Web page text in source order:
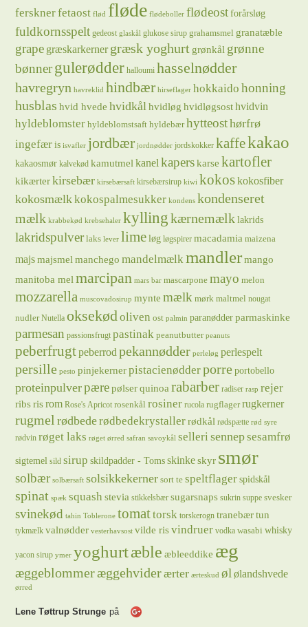
fersknerfetaost flød fløde flødeboller flødeost forårsløg
fuldkornsspelt gedeost glaskål glukose sirup grahamsmel granatæble
grape græskarkernergræsk yoghurt grønkål grønne
bønnergulerødder halloumi hasselnødder
havregryn havreklid hindbær hirseflager hokkaido honning
husblas hvid hvede hvidkålhvidløg hvidløgsost hvidvin
hyldeblomster hyldeblomstsaft hyldebær hytteosthørfrø
ingefær is isvafler jordbær jordnødder jordskokker kaffekakao
kakaosmør kalvekød kamutmel kanelkaperskarse kartofler
kikærterkirsebær kirsebærsaft kirsebærsirup kiwi kokoskokosfiber
kokosmælkkokospalmesukker kondens kondenseret
mælk krabbekød krebsehaler kylling kærnemælk lakrids
lakridspulver laks lever lime løg løgspirer macadamia maizena
majsmajsmel manchego mandelmælkmandler mango
manitoba mel marcipan mars bar mascarpone mayo melon
mozzarella muscovadosirup mynte mælk mørk maltmel nougat
nudler Nutella oksekødoliven ost palmin paranødder parmaskinke
parmesan passionsfrugt pastinak peanutbutter peanuts
peberfrugtpeberrodpekannødder perleløg perlespelt
persille pesto pinjekerner pistacienødderporre portobello
proteinpulverpære pølser quinoa rabarber radiser rasp rejer
ribs risrom Rose's Apricot rosenkål rosiner rucola rugflager rugkerner
rugmel rødbederødbedekrystallerrødkål rødspætte rød syre
rødvin røget laks røget ørred safran savoykål sellerisennepsesamfrø
sigtemel sild sirup skildpadder - Toms skinke skyr smør
solbær solbærsaft solsikkekerner sort te speltflager spidskål
spinat spæk squash stevia stikkelsbær sugarsnaps sukrin suppe svesker
svinekød tahin Toblerone tomattorsk torskerogn tranebærtun
tykmælk valnødder vesterhavsost vilde ris vindruer vodka wasabi whisky
yacon sirup ymer yoghurtæble æbleeddike æg
æggeblommeræggehviderærter ærteskud øl ølandshvede
ørred
Lene Tøttrup Strunge på